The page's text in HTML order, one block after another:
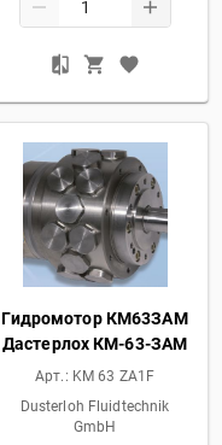
Гидромотор КМ63ЗАМ
Дастерлох КМ-63-ЗАМ
Арт.: KM 63 ZA1F
Dusterloh Fluidtechnik
GmbH